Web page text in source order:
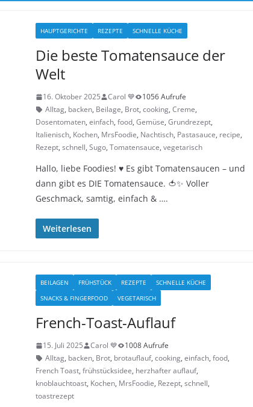
HAUPTGERICHTE REZEPTE SCHNELLE KÜCHE
Die beste Tomatensauce der
Welt
16. Oktober 2025 Carol 💙
1056 Aufrufe
Alltag, backen, Beilage, Brot, cooking, Creme,
Dosentomaten, einfach, food, Gemüse, Grundrezept,
Italienisch, Kochen, MrsFoodie, Nachtisch, Pastasauce, recipe,
Rezept, schnell, Sugo, Tomatensauce, vegetarisch
Hallo, liebe Foodies! ♥︎ Es gibt Tomatensaucen – und
dann gibt es DIE Tomatensauce. 🍅✨ Voller
Geschmack, samtig, einfach & ….
Weiterlesen
BEILAGEN FRÜHSTÜCK REZEPTE
SCHNELLE KÜCHE
SNACKS & FINGERFOOD
VEGETARISCH
French-Toast-Auflauf
15. Juli 2025 Carol 💙
1008 Aufrufe
Alltag, backen, Brot, brotauflauf, cooking, einfach, food,
French Toast, frühstücksidee, herzhafter auflauf,
knoblauchtoast, Kochen, MrsFoodie, Rezept, schnell,
toastrezept